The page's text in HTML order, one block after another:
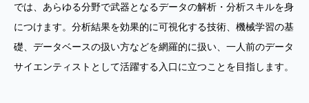
では、あらゆる分野で武器となるデータの解析・分析スキルを身
につけます。分析結果を効果的に可視化する技術、機械学習の基
礎、データベースの扱い方などを網羅的に扱い、一人前のデータ
サイエンティストとして活躍する入口に立つことを目指します。